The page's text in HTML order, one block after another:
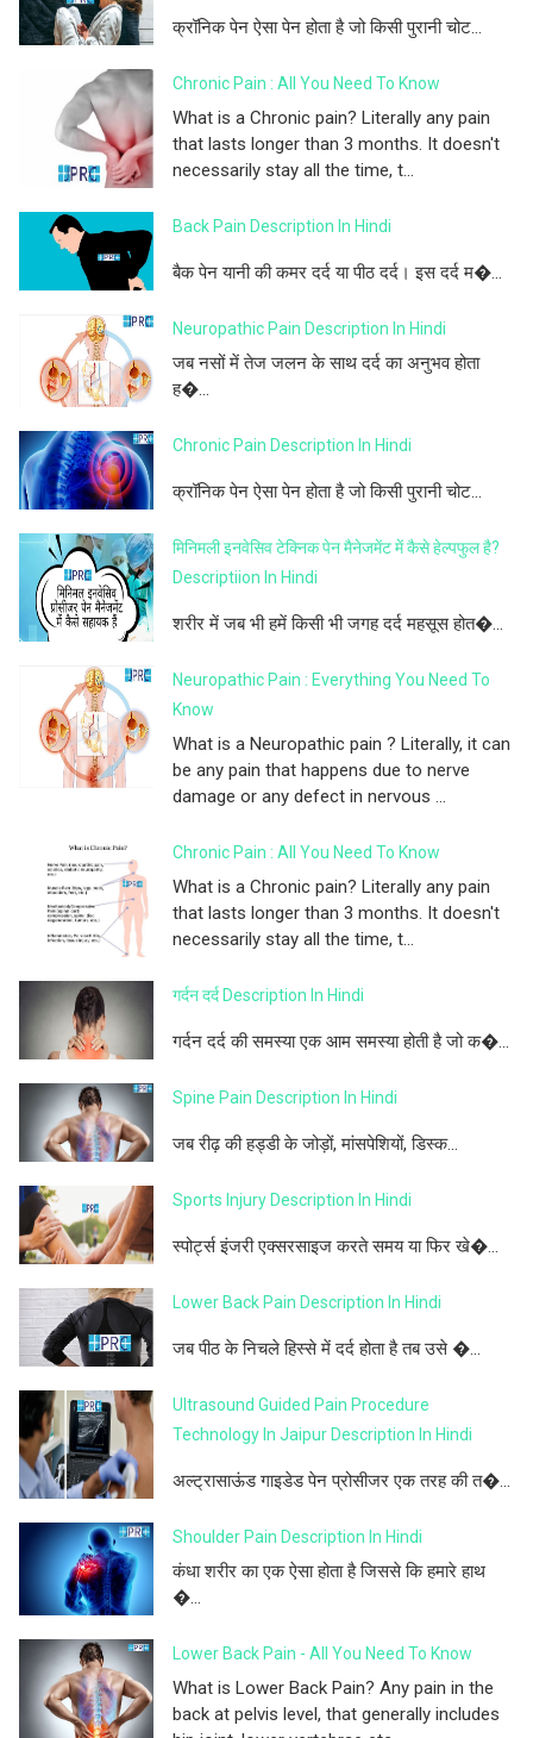
क्रॉनिक पेन ऐसा पेन होता है जो किसी पुरानी चोट...
Chronic Pain : All You Need To Know
What is a Chronic pain? Literally any pain
that lasts longer than 3 months. It doesn't
necessarily stay all the time, t...
Back Pain Description In Hindi
बैक पेन यानी की कमर दर्द या पीठ दर्द। इस दर्द म�...
Neuropathic Pain Description In Hindi
जब नसों में तेज जलन के साथ दर्द का अनुभव होता
ह�...
Chronic Pain Description In Hindi
क्रॉनिक पेन ऐसा पेन होता है जो किसी पुरानी चोट...
मिनिमली इनवेसिव टेक्निक पेन मैनेजमेंट में कैसे हेल्पफुल है?
Descriptiion In Hindi
शरीर में जब भी हमें किसी भी जगह दर्द महसूस होत�...
Neuropathic Pain : Everything You Need To
Know
What is a Neuropathic pain ? Literally, it can
be any pain that happens due to nerve
damage or any defect in nervous ...
Chronic Pain : All You Need To Know
What is a Chronic pain? Literally any pain
that lasts longer than 3 months. It doesn't
necessarily stay all the time, t...
गर्दन दर्द Description In Hindi
गर्दन दर्द की समस्या एक आम समस्या होती है जो क�...
Spine Pain Description In Hindi
जब रीढ़ की हड्डी के जोड़ों, मांसपेशियों, डिस्क...
Sports Injury Description In Hindi
स्पोर्ट्स इंजरी एक्सरसाइज करते समय या फिर खे�...
Lower Back Pain Description In Hindi
जब पीठ के निचले हिस्से में दर्द होता है तब उसे �...
Ultrasound Guided Pain Procedure
Technology In Jaipur Description In Hindi
अल्ट्रासाऊंड गाइडेड पेन प्रोसीजर एक तरह की त�...
Shoulder Pain Description In Hindi
कंधा शरीर का एक ऐसा होता है जिससे कि हमारे हाथ
�...
Lower Back Pain - All You Need To Know
What is Lower Back Pain? Any pain in the
back at pelvis level, that generally includes